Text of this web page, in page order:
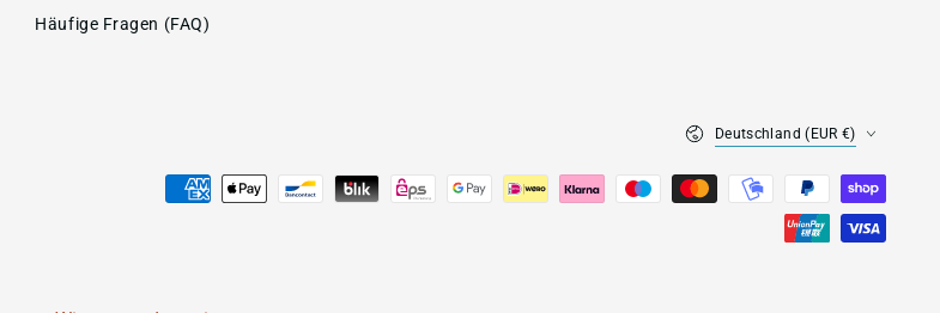
Häufige Fragen (FAQ)
Deutschland (EUR €)
Zahlungsmöglichkeiten